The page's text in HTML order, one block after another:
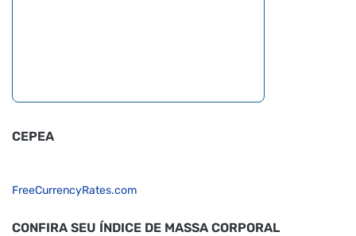
CEPEA
FreeCurrencyRates.com
CONFIRA SEU ÍNDICE DE MASSA CORPORAL